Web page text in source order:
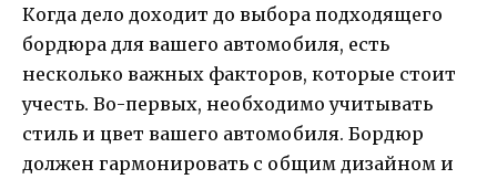
Когда дело доходит до выбора подходящего
бордюра для вашего автомобиля, есть
несколько важных факторов, которые стоит
учесть. Во-первых, необходимо учитывать
стиль и цвет вашего автомобиля. Бордюр
должен гармонировать с общим дизайном и